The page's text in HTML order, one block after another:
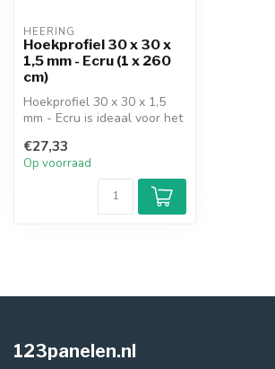
HEERING
Hoekprofiel 30 x 30 x
1,5 mm - Ecru (1 x 260
cm)
Hoekprofiel 30 x 30 x 1,5
mm - Ecru is ideaal voor het
€27,33
Op voorraad
123panelen.nl